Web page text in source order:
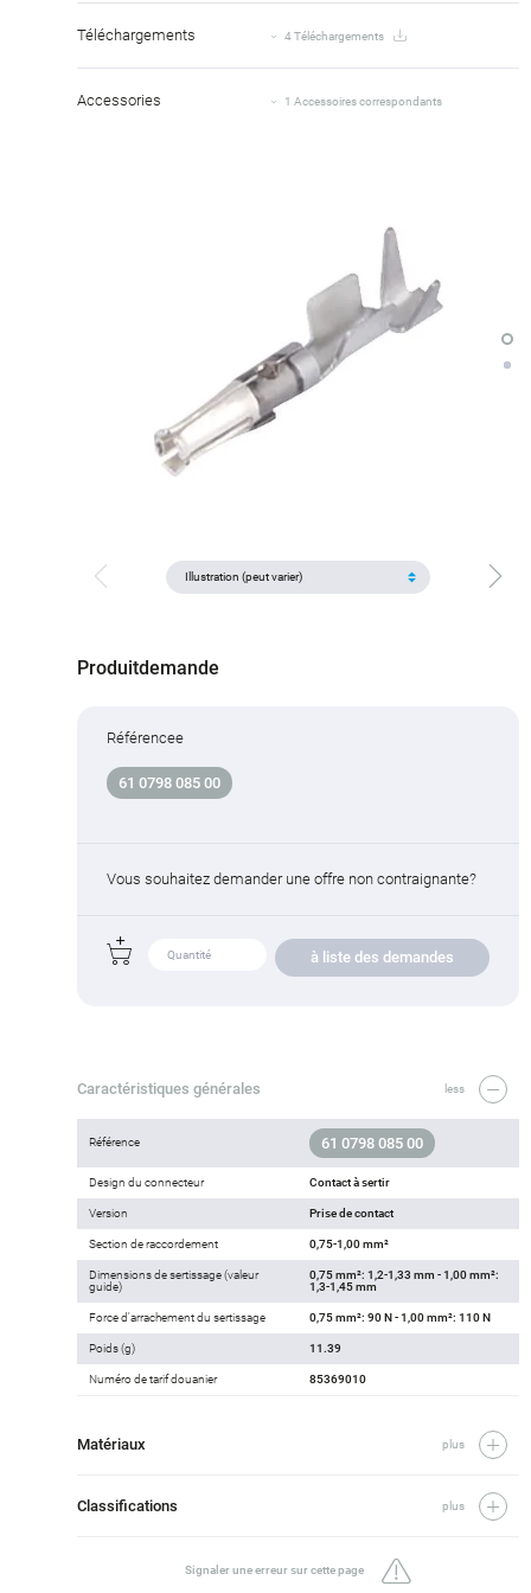
Téléchargements 4 Téléchargements
Accessories 1 Accessoires correspondants
Produitdemande
Référencee
61 0798 085 00
Vous souhaitez demander une offre non contraignante?
à liste des demandes
Caractéristiques générales less
Référence 61 0798 085 00
Design du connecteur Contact à sertir
Version Prise de contact
Section de raccordement 0,75-1,00 mm²
Dimensions de sertissage (valeur
guide)
0,75 mm²: 1,2-1,33 mm - 1,00 mm²:
1,3-1,45 mm
Force d'arrachement du sertissage 0,75 mm²: 90 N - 1,00 mm²: 110 N
Poids (g) 11.39
Numéro de tarif douanier 85369010
Matériaux plus
Classifications plus
Signaler une erreur sur cette page